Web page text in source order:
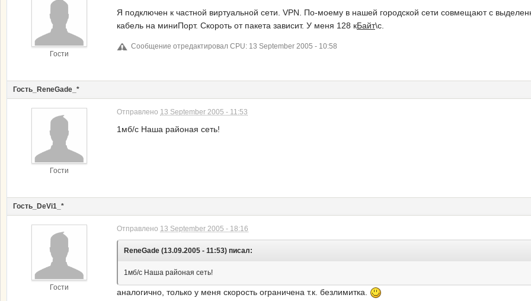
Гости
Я подключен к частной виртуальной сети. VPN. По-моему в нашей городской сети совмещают с
кабель на миниПорт. Скороть от пакета зависит. У меня 128 кБайт\с.
Сообщение отредактировал CPU: 13 September 2005 - 10:58
Гость_ReneGade_*
Гости
Отправлено 13 September 2005 - 11:53
1мб/с Наша районая сеть!
Гость_DeVi1_*
Гости
Отправлено 13 September 2005 - 18:16
ReneGade (13.09.2005 - 11:53) писал:
1мб/с Наша районая сеть!
аналогично, только у меня скорость ограничена т.к. безлимитка.